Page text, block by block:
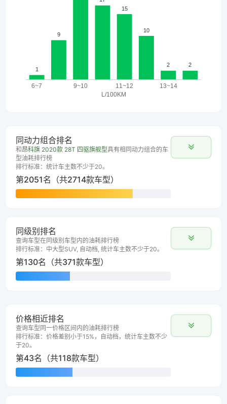
同动力组合排名
和 昂科旗 2020款 28T 四驱旗舰型具有相同动力组合的车
型油耗排行榜
排行标准：统计车主数不少于20。
第2051名（共2714款车型）
同级别排名
查询车型在同级别车型内的油耗排行榜
排行标准：中大型SUV, 自动档, 统计车主数不少于20。
第130名（共371款车型）
价格相近排名
查询车型同一价格区间内的油耗排行榜
排行标准：价格差别小于15%，自动档，统计车主数不少
于20。
第43名（共118款车型）